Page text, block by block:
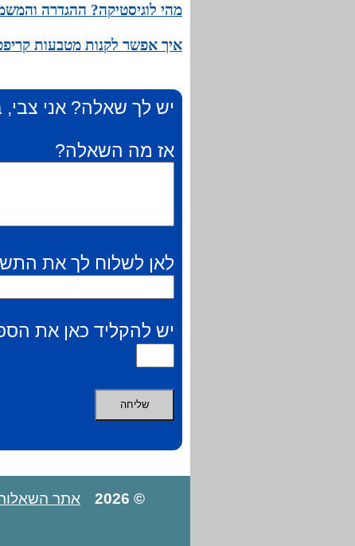
מהי לוגיסטיקה? ההגדרה
איך אפשר לקנות מטבעות
יש לך שאלה? אני צבי,
אז מה השאלה?
לאן לשלוח לך את
יש להקליד כאן את
© 2026 אתר